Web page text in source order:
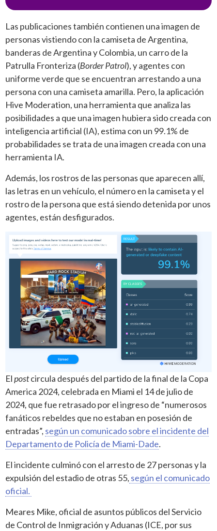
Las publicaciones también contienen una imagen de
personas vistiendo con la camiseta de Argentina,
banderas de Argentina y Colombia, un carro de la
Patrulla Fronteriza (Border Patrol), y agentes con
uniforme verde que se encuentran arrestando a una
persona con una camiseta amarilla. Pero, la aplicación
Hive Moderation, una herramienta que analiza las
posibilidades a que una imagen hubiera sido creada con
inteligencia artificial (IA), estima con un 99.1% de
probabilidades se trata de una imagen creada con una
herramienta IA.
Además, los rostros de las personas que aparecen allí,
las letras en un vehículo, el número en la camiseta y el
rostro de la persona que está siendo detenida por unos
agentes, están desfigurados.
Elpostcircula después del partido de la final de la Copa
America 2024, celebrada en Miami el 14 de julio de
2024, que fue retrasado por el ingreso de “numerosos
fanáticos rebeldes que no estaban en posesión de
entradas”, según un comunicado sobre el incidente del
Departamento de Policía de Miami-Dade.
El incidente culminó con el arresto de 27 personas y la
expulsión del estadio de otras 55, según el comunicado
oficial.
Meares Mike, oficial de asuntos públicos del Servicio
de Control de Inmigración y Aduanas (ICE, por sus